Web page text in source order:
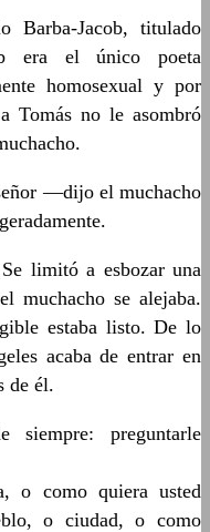
Barba-Jacob, titulado
era el único poeta
homosexual y por
Tomás no le asombró
—dijo el muchacho
limitó a esbozar una
muchacho se alejaba.
estaba listo. De lo
acaba de entrar en
de él.
preguntarle
o como quiera usted
o ciudad, o como